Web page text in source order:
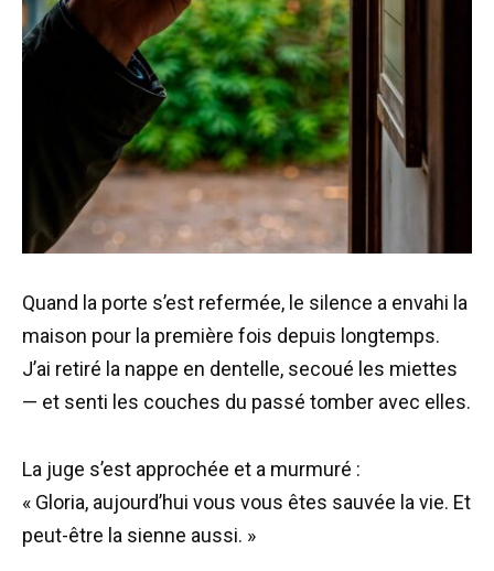
Quand la porte s’est refermée, le silence a envahi la
maison pour la première fois depuis longtemps.
J’ai retiré la nappe en dentelle, secoué les miettes
— et senti les couches du passé tomber avec elles.
La juge s’est approchée et a murmuré :
« Gloria, aujourd’hui vous vous êtes sauvée la vie. Et
peut-être la sienne aussi. »